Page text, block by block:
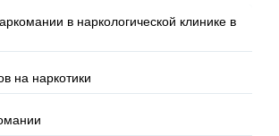
в наркологической клинике в
на наркотики